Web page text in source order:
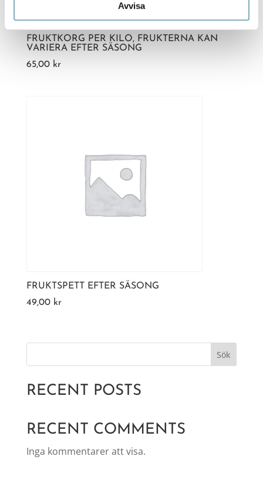
Avvisa
FRUKTKORG PER KILO, FRUKTERNA KAN
VARIERA EFTER SÄSONG
65,00 kr
FRUKTSPETT EFTER SÄSONG
49,00 kr
Sök
RECENT POSTS
RECENT COMMENTS
Inga kommentarer att visa.